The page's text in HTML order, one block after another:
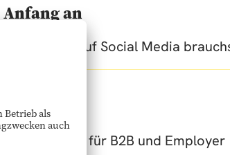
an
Start auf Social Media
Posts für B2B und Employer